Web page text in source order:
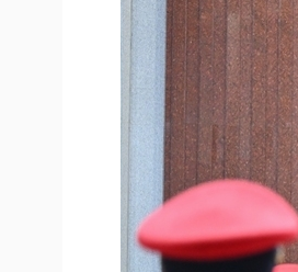
Làm đẹp - giảm cân
Phòng mạch online
Ăn sạch sống khỏe
Cải chính